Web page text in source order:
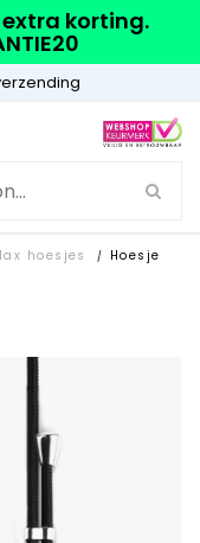
korting.
hoesjes /
Hoesje